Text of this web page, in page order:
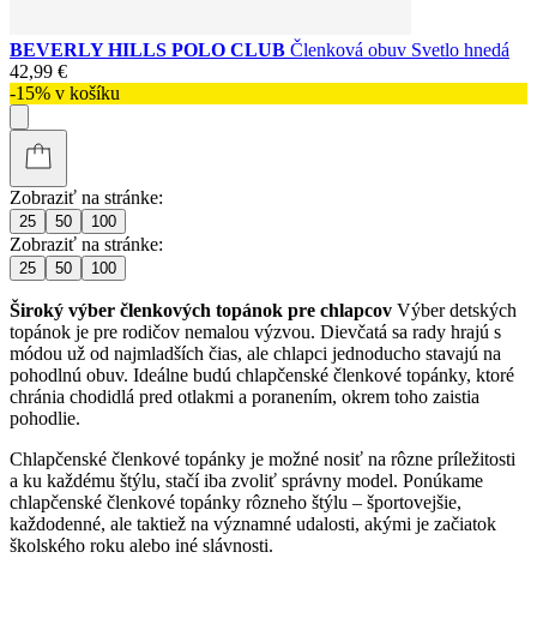
BEVERLY HILLS POLO CLUB Členková obuv Svetlo hnedá
42,99 €
-15% v košíku
Zobraziť na stránke:
25 50 100
Zobraziť na stránke:
25 50 100
Široký výber členkových topánok pre chlapcov Výber detských
topánok je pre rodičov nemalou výzvou. Dievčatá sa rady hrajú s
módou už od najmladších čias, ale chlapci jednoducho stavajú na
pohodlnú obuv. Ideálne budú chlapčenské členkové topánky, ktoré
chránia chodidlá pred otlakmi a poranením, okrem toho zaistia
pohodlie.
Chlapčenské členkové topánky je možné nosiť na rôzne príležitosti
a ku každému štýlu, stačí iba zvoliť správny model. Ponúkame
chlapčenské členkové topánky rôzneho štýlu – športovejšie,
každodenné, ale taktiež na významné udalosti, akými je začiatok
školského roku alebo iné slávnosti.